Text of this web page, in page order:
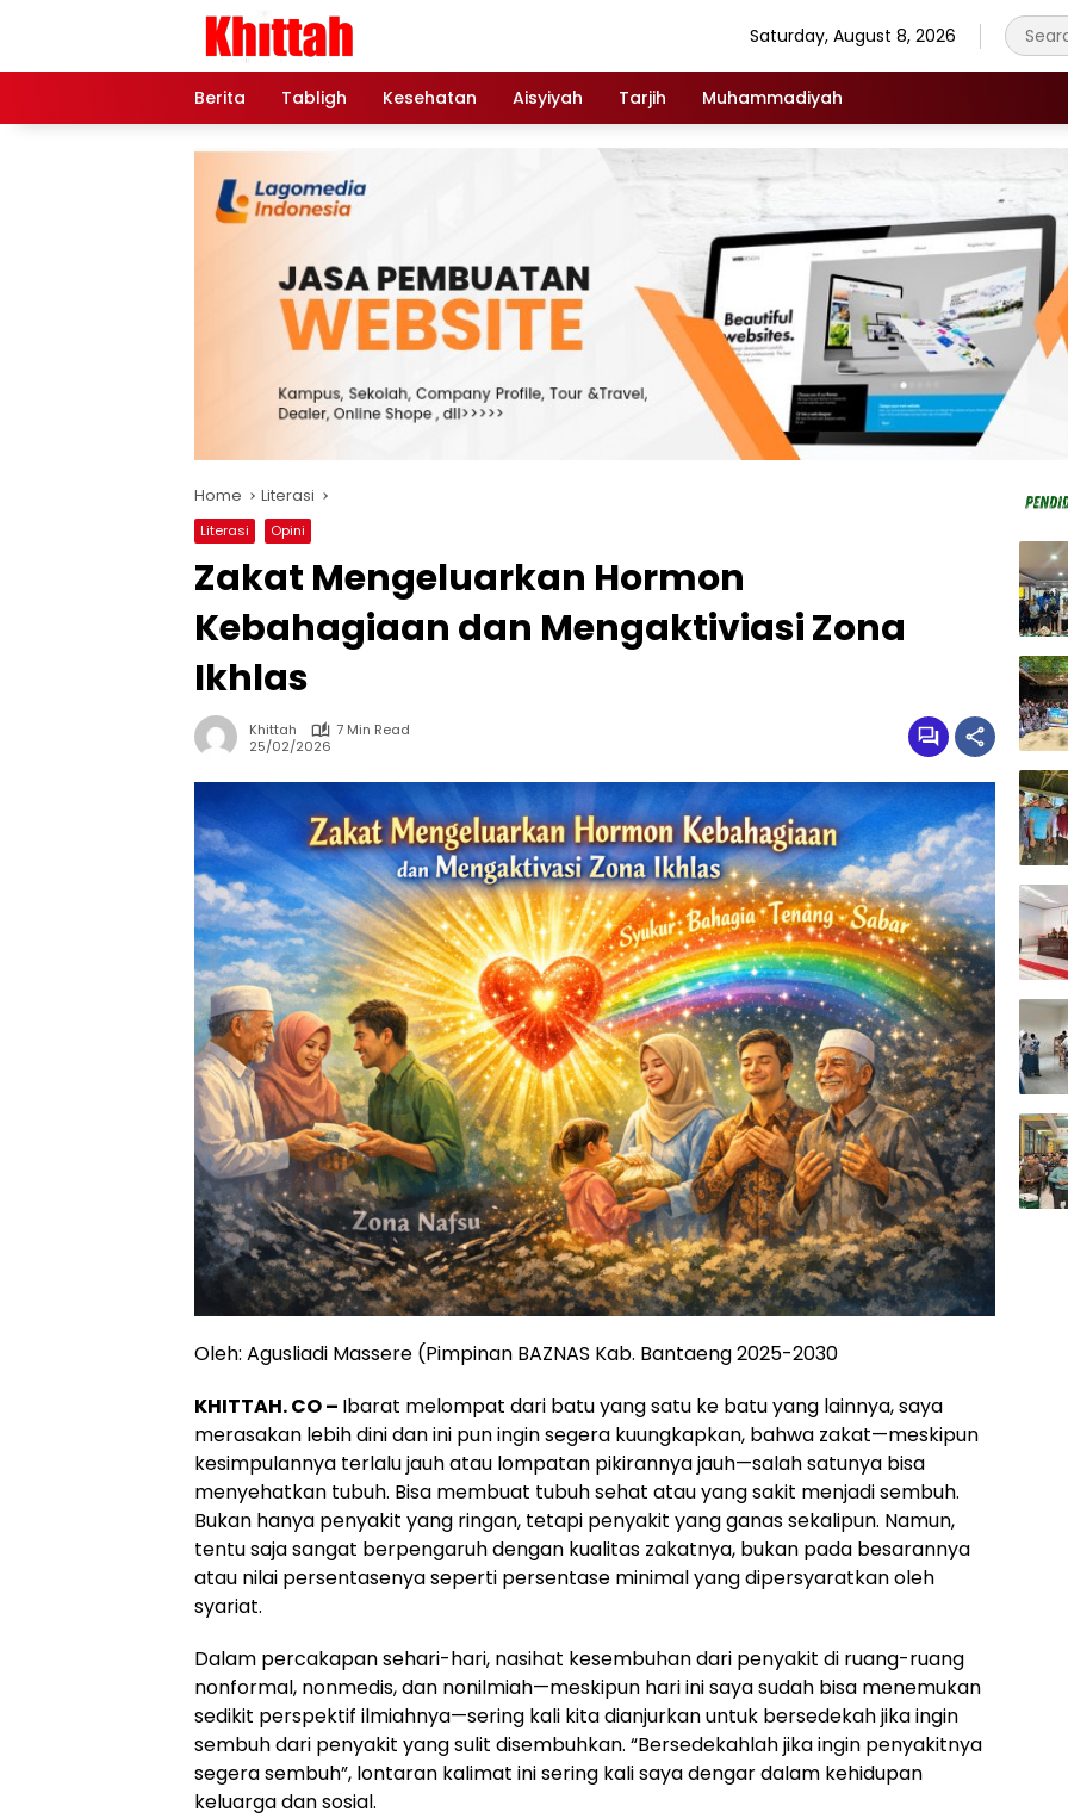
Saturday, August 8, 2026
Berita Tabligh Kesehatan Aisyiyah Tarjih Muhammadiyah
Home Literasi
Literasi Opini
Zakat Mengeluarkan Hormon
Kebahagiaan dan Mengaktiviasi Zona
Ikhlas
Khittah
7 Min Read
25/02/2026
Oleh: Agusliadi Massere (Pimpinan BAZNAS Kab. Bantaeng 2025-2030
KHITTAH. CO – Ibarat melompat dari batu yang satu ke batu yang lainnya, saya
merasakan lebih dini dan ini pun ingin segera kuungkapkan, bahwa zakat—meskipun
kesimpulannya terlalu jauh atau lompatan pikirannya jauh—salah satunya bisa
menyehatkan tubuh. Bisa membuat tubuh sehat atau yang sakit menjadi sembuh.
Bukan hanya penyakit yang ringan, tetapi penyakit yang ganas sekalipun. Namun,
tentu saja sangat berpengaruh dengan kualitas zakatnya, bukan pada besarannya
atau nilai persentasenya seperti persentase minimal yang dipersyaratkan oleh
syariat.
Dalam percakapan sehari-hari, nasihat kesembuhan dari penyakit di ruang-ruang
nonformal, nonmedis, dan nonilmiah—meskipun hari ini saya sudah bisa menemukan
sedikit perspektif ilmiahnya—sering kali kita dianjurkan untuk bersedekah jika ingin
sembuh dari penyakit yang sulit disembuhkan. “Bersedekahlah jika ingin penyakitnya
segera sembuh”, lontaran kalimat ini sering kali saya dengar dalam kehidupan
keluarga dan sosial.